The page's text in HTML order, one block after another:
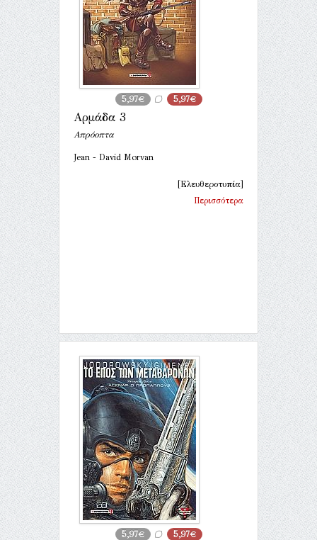
5,97€ 5,97€
Αρμάδα 3
Απρόοπτα
Jean - David Morvan
[Ελευθεροτυπία]
Περισσότερα
5,97€ 5,97€